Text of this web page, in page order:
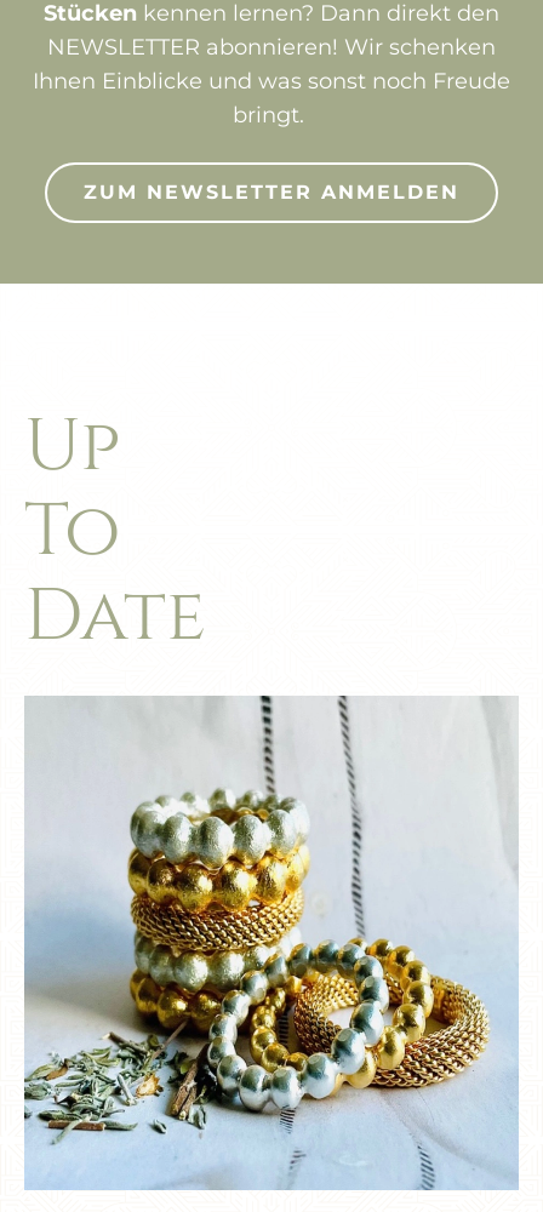
Stücken kennen lernen? Dann direkt den
NEWSLETTER abonnieren! Wir schenken
Ihnen Einblicke und was sonst noch Freude
bringt.
ZUM NEWSLETTER ANMELDEN
Up
To
Date